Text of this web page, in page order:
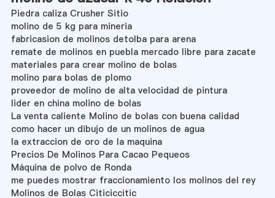
Piedra caliza Crusher Sitio
molino de 5 kg para mineria
fabricasion de molinos detolba para arena
remate de molinos en puebla mercado libre para zacate
materiales para crear molino de bolas
molino para bolas de plomo
proveedor de molino de alta velocidad de pintura
lider en china molino de bolas
La venta caliente Molino de bolas con buena calidad
como hacer un dibujo de un molinos de agua
la extraccion de oro de la maquina
Precios De Molinos Para Cacao Pequeos
Máquina de polvo de Ronda
me puedes mostrar fraccionamiento los molinos del rey
Molinos de Bolas Citiciccitic